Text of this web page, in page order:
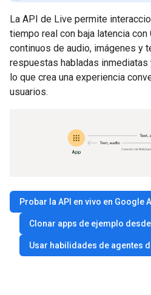
La API de Live permite
tiempo real con baja latencia
continuos de audio, imágenes y
respuestas habladas inmediatas
lo que crea una experiencia
usuarios.
Probar la API en vivo en Google
Clonar apps de ejemplo
Usar habilidades de agentes